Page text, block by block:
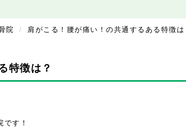
院 肩がこる！腰が痛い！の共通するある特徴は
特徴は？
す！